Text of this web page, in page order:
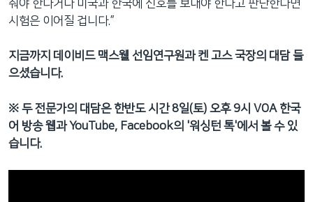
춰야 한다거나 미국과 한국에 신호를 보내야 한다고 판단한다면
시험은 이어질 겁니다.”
지금까지 데이비드 맥스웰 선임연구원과 켄 고스 국장의 대담 들
으셨습니다.
※ 두 전문가의 대담은 한반도 시간 8일(토) 오후 9시 VOA 한국
어 방송 웹과 YouTube, Facebook의 '워싱턴 톡'에서 볼 수 있
습니다.